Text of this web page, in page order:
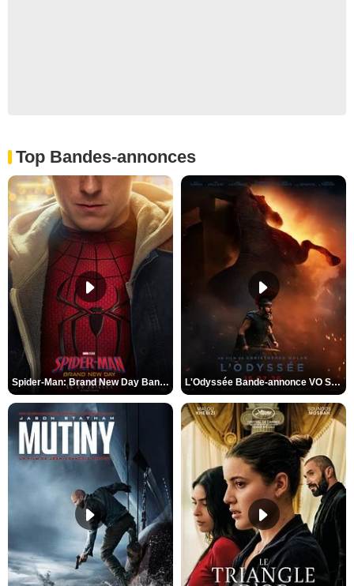
Top Bandes-annonces
Spider-Man: Brand New Day Bande-annonce VO STFR L'Odyssée Bande-annonce VO STFR